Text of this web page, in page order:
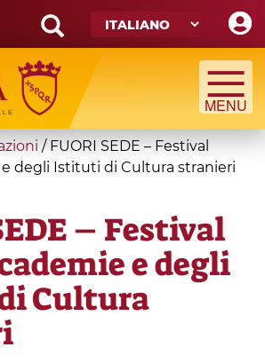
/ FUORI SEDE – Festival
degli Istituti di Cultura stranieri
– Festival
e degli
Cultura